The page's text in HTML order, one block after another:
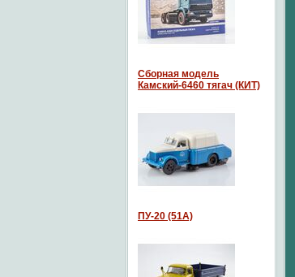
Сборная модель
Камский-6460 тягач (КИТ)
ПУ-20 (51А)